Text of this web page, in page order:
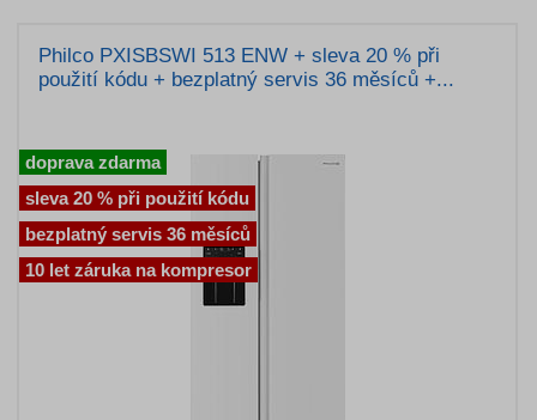
Philco PXISBSWI 513 ENW + sleva 20 % při
použití kódu + bezplatný servis 36 měsíců +...
doprava zdarma
sleva 20 % při použití kódu
bezplatný servis 36 měsíců
10 let záruka na kompresor